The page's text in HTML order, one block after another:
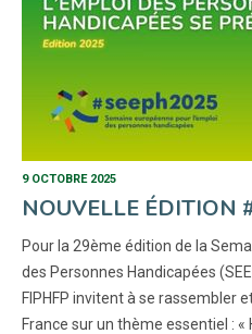
9 OCTOBRE 2025
NOUVELLE ÉDITION
Pour la 29ème édition de la
des Personnes Handicapées
FIPHFP invitent à se rassembler
France sur un thème essentiel : «